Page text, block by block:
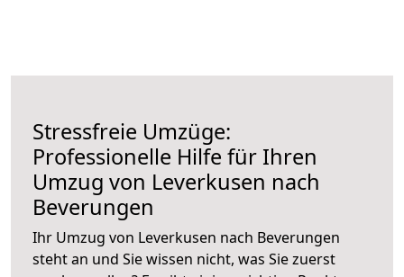
Stressfreie Umzüge:
Professionelle Hilfe für Ihren
Umzug von Leverkusen nach
Beverungen
Ihr Umzug von Leverkusen nach Beverungen
steht an und Sie wissen nicht, was Sie zuerst